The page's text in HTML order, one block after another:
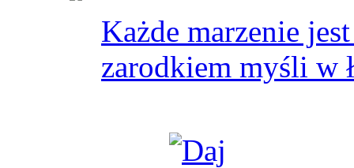
Każde marzenie
zarodkiem myśli w